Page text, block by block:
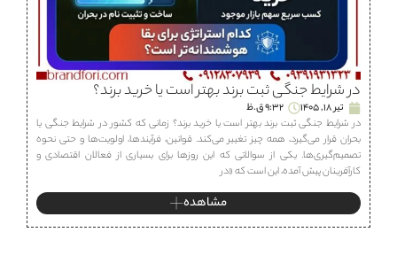
در شرایط جنگی ثبت برند بهتر است یا خرید برند؟
تیر 18, 1405
9:32 ق.ظ
در شرایط جنگی ثبت برند بهتر است یا خرید برند؟ زمانی که کشور در شرایط جنگی یا
بحران قرار می‌گیرد، همه چیز تغییر می‌کند. قوانین، فرآیندها، اولویت‌ها و حتی نحوه
تصمیم‌گیری‌ها. یکی از سوالاتی که این روزها برای بسیاری از فعالان اقتصادی و
کارآفرینان پیش آمده، این است که «در
مشاهده